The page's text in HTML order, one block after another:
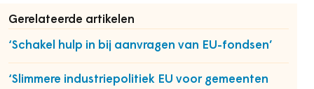
Gerelateerde artikelen
‘Schakel hulp in bij aanvragen van EU-fondsen’
‘Slimmere industriepolitiek EU voor gemeenten